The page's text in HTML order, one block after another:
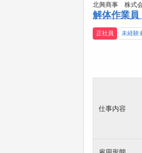
北興商事 株式
解体作業員
正社員 未経験
仕事内容